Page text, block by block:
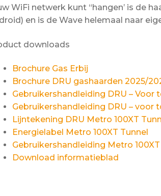
WiFi netwerk kunt “hangen’ is de
en is de Wave helemaal naar
downloads
Brochure Gas Erbij
Brochure DRU gashaarden 2025/
Gebruikershandleiding DRU –
Gebruikershandleiding DRU –
Lijntekening DRU Metro 100XT
Energielabel Metro 100XT Tunnel
Gebruikershandleiding Metro 100XT
Download informatieblad